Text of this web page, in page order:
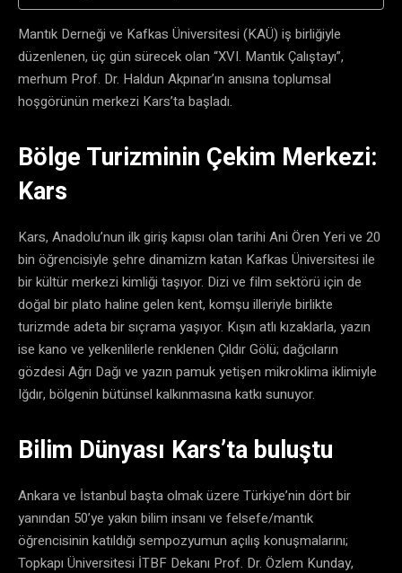
​Mantık Derneği ve Kafkas Üniversitesi (KAÜ) iş birliğiyle
düzenlenen, üç gün sürecek olan “XVI. Mantık Çalıştayı”,
merhum Prof. Dr. Haldun Akpınar’ın anısına toplumsal
hoşgörünün merkezi Kars’ta başladı.
​Bölge Turizminin Çekim Merkezi:
Kars
​Kars, Anadolu’nun ilk giriş kapısı olan tarihi Ani Ören Yeri ve 20
bin öğrencisiyle şehre dinamizm katan Kafkas Üniversitesi ile
bir kültür merkezi kimliği taşıyor. Dizi ve film sektörü için de
doğal bir plato haline gelen kent, komşu illeriyle birlikte
turizmde adeta bir sıçrama yaşıyor. Kışın atlı kızaklarla, yazın
ise kano ve yelkenlilerle renklenen Çıldır Gölü; dağcıların
gözdesi Ağrı Dağı ve yazın pamuk yetişen mikroklima iklimiyle
Iğdır, bölgenin bütünsel kalkınmasına katkı sunuyor.
​Bilim Dünyası Kars’ta buluştu
​Ankara ve İstanbul başta olmak üzere Türkiye’nin dört bir
yanından 50’ye yakın bilim insanı ve felsefe/mantık
öğrencisinin katıldığı sempozyumun açılış konuşmalarını;
Topkapı Üniversitesi İTBF Dekanı Prof. Dr. Özlem Kunday,